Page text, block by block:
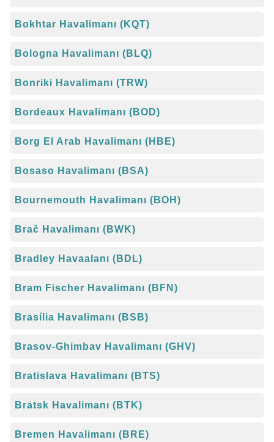
Bokhtar Havalimanı (KQT)
Bologna Havalimanı (BLQ)
Bonriki Havalimanı (TRW)
Bordeaux Havalimanı (BOD)
Borg El Arab Havalimanı (HBE)
Bosaso Havalimanı (BSA)
Bournemouth Havalimanı (BOH)
Brač Havalimanı (BWK)
Bradley Havaalanı (BDL)
Bram Fischer Havalimanı (BFN)
Brasília Havalimanı (BSB)
Brasov-Ghimbav Havalimanı (GHV)
Bratislava Havalimanı (BTS)
Bratsk Havalimanı (BTK)
Bremen Havalimanı (BRE)